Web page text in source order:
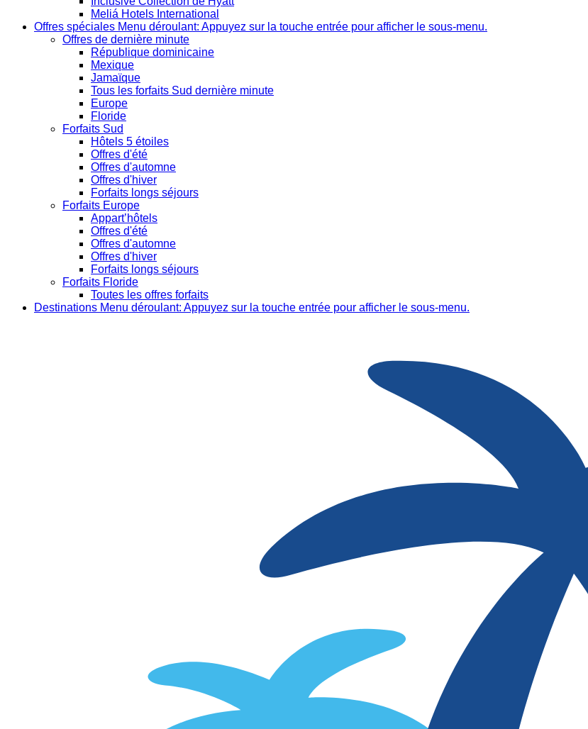
Meliá Hotels International
Offres spéciales Menu déroulant: Appuyez sur la touche entrée pour afficher le sous-menu.
Offres de dernière minute
République dominicaine
Mexique
Jamaïque
Tous les forfaits Sud dernière minute
Europe
Floride
Forfaits Sud
Hôtels 5 étoiles
Offres d'été
Offres d'automne
Offres d'hiver
Forfaits longs séjours
Forfaits Europe
Appart’hôtels
Offres d'été
Offres d'automne
Offres d'hiver
Forfaits longs séjours
Forfaits Floride
Toutes les offres forfaits
Destinations Menu déroulant: Appuyez sur la touche entrée pour afficher le sous-menu.